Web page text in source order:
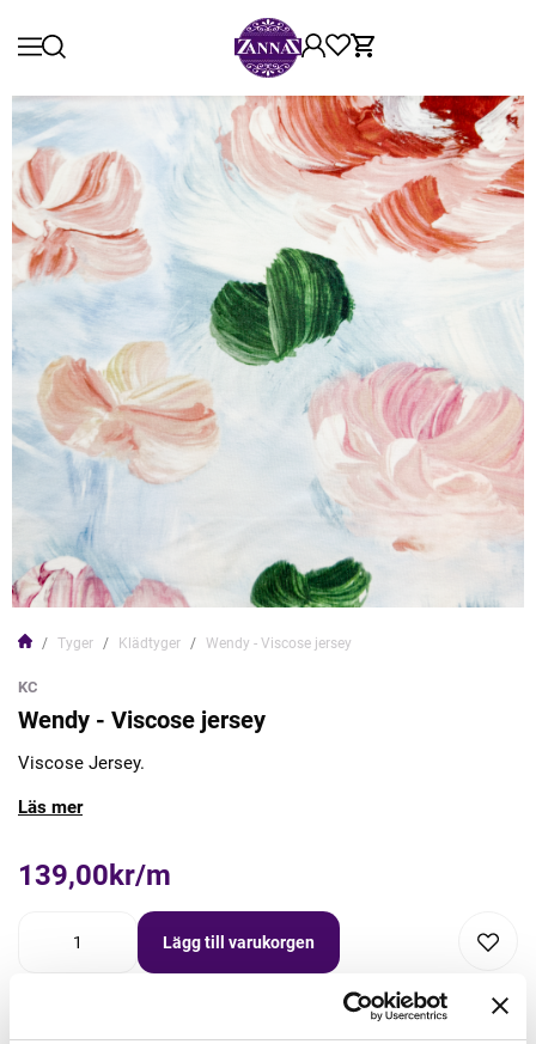
Tyger Klädtyger Wendy - Viscose jersey
KC
Wendy - Viscose jersey
Viscose Jersey.
Läs mer
139,00kr/m
Lägg till varukorgen
Lägg först önskad mängd i varukorgen,